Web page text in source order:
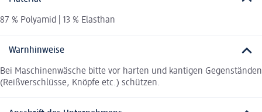
87 % Polyamid | 13 % Elasthan
Warnhinweise
Bei Maschinenwäsche bitte vor harten und kantigen Gegenständen
(Reißverschlüsse, Knöpfe etc.) schützen.